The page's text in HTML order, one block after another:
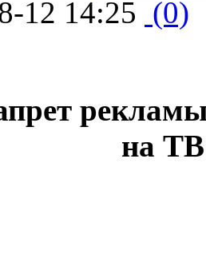
12 14:25 (0)
на ТВ